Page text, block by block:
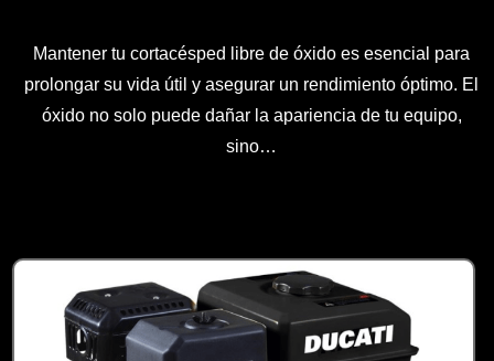
Mantener tu cortacésped libre de óxido es esencial para
prolongar su vida útil y asegurar un rendimiento óptimo. El
óxido no solo puede dañar la apariencia de tu equipo,
sino…